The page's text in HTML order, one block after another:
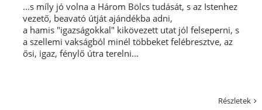
...s míly jó volna a Három Bölcs tudását, s az Istenhez
vezető, beavató útját ajándékba adni,
a hamis "igazságokkal" kikövezett utat jól felseperni, s
a szellemi vakságból minél többeket felébresztve, az
ősi, igaz, fénylő útra terelni...
Részletek